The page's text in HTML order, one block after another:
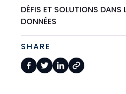
DÉFIS ET SOLUTIONS DANS
DONNÉES
SHARE